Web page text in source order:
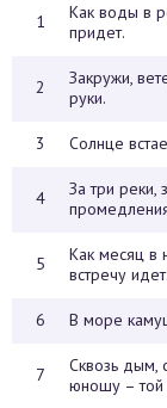
1
Как воды в
придет.
2
Закружи,
руки.
3 Солнце
4
За три реки,
5
Как месяц в
встречу идет.
6 В море
7
Сквозь дым,
юношу – той